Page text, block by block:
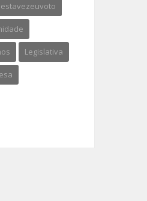
Legislativa